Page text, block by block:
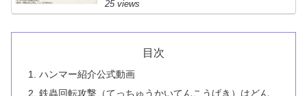
25 views
目次
ハンマー紹介公式動画
鉄蟲回転攻撃（てっちゅうかいてんこうげき）はどん